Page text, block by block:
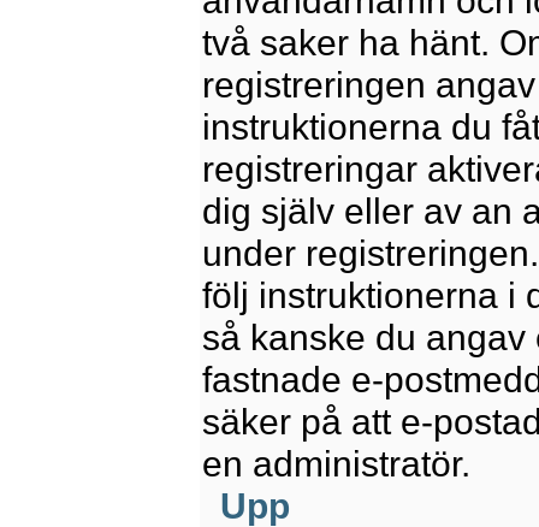
två saker ha hänt.
registreringen
instruktionerna du
registreringar
dig själv eller av an
under
följ instruktionerna i
så kanske du
fastnade e-
säker på att e-
en administratör.
Upp